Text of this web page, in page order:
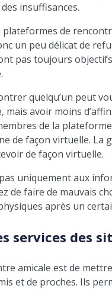
insuffisances.
plateformes de
un peu délicat de
pas toujours
quelqu’un peut
avoir moins
de la
de façon virtuelle.
de façon virtuelle.
uniquement aux
de faire de mauvais
après un
services des
amicale est de
et de proches. Ils